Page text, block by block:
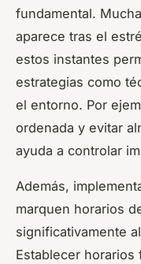
fundamental.
aparece tras el
estos instantes
estrategias como
el entorno. Por
ordenada y evitar
ayuda a controlar
Además,
marquen horarios
significativamente
Establecer